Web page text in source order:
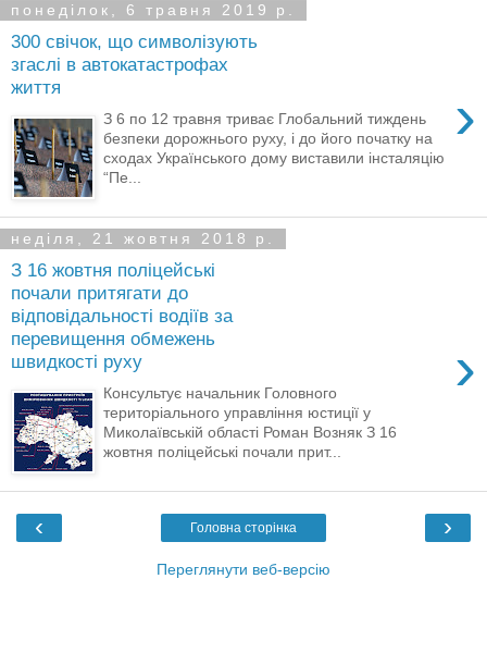
понеділок, 6 травня 2019 р.
300 свічок, що символізують
згаслі в автокатастрофах
життя
›
З 6 по 12 травня триває Глобальний тиждень
безпеки дорожнього руху, і до його початку на
сходах Українського дому виставили інсталяцію
“Пе...
неділя, 21 жовтня 2018 р.
З 16 жовтня поліцейські
почали притягати до
відповідальності водіїв за
перевищення обмежень
швидкості руху
›
Консультує начальник Головного
територіального управління юстиції у
Миколаївській області Роман Возняк З 16
жовтня поліцейські почали прит...
‹ ›
Головна сторінка
Переглянути веб-версію